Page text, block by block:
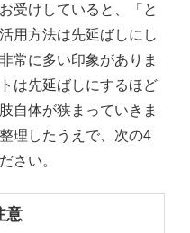
受けしていると、「と
用方法は先延ばしにし
常に多い印象がありま
は先延ばしにするほど
自体が狭まっていきま
理したうえで、次の4
さい。
意